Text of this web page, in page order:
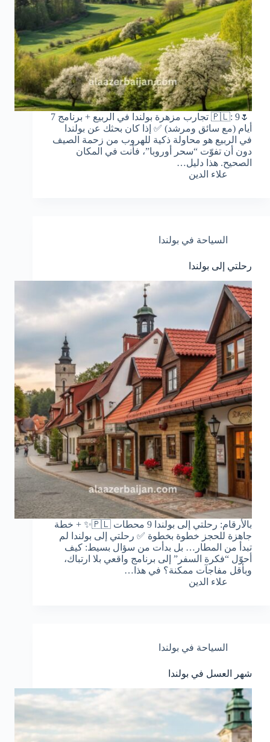
🌷🇵🇱: 9 تجارب مزهرة بولندا في الربيع + برنامج 7
أيام (مع سائق ومرشد) ✅ إذا كان بحثك عن بولندا
في الربيع هو محاولة ذكية للهروب من زحمة الصيف
دون أن تفوّت “سحر أوروبا”، فأنت في المكان
الصحيح. هذا دليل…
علاء الدين
السياحة في بولندا
رحلتي إلى بولندا
بالأرقام: رحلتي إلى بولندا 9 محطات 🇵🇱✨ + خطة
جاهزة للحجز خطوة بخطوة ✅ رحلتي إلى بولندا لم
تبدأ من المطار… بل بدأت من سؤال بسيط: كيف
أحوّل “فكرة السفر” إلى برنامج واقعي بلا ارتباك،
وبأقل مفاجآت ممكنة؟ في هذا…
علاء الدين
السياحة في بولندا
شهر العسل في بولندا